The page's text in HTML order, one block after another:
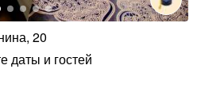
20
даты и гостей